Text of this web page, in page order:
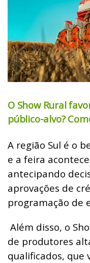
O Show Rural
público-alvo?
A região Sul é o
e a feira
antecipando
aprovações de
programação de
Além disso, o
de produtores
qualificados, que